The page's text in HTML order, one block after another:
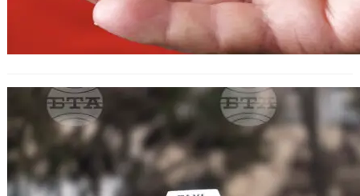
Такситата във Варна поскъпват
заради инфлация и горива.